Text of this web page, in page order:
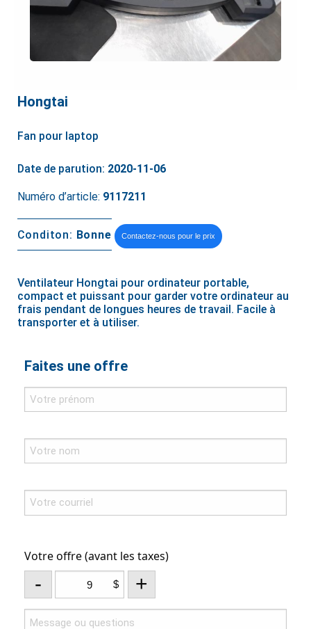
Hongtai
Fan pour laptop
Date de parution: 2020-11-06
Numéro d’article: 9117211
Conditon: Bonne Contactez-nous pour le prix
Ventilateur Hongtai pour ordinateur portable,
compact et puissant pour garder votre ordinateur au
frais pendant de longues heures de travail. Facile à
transporter et à utiliser.
Faites une offre
Votre offre (avant les taxes)
- $ +